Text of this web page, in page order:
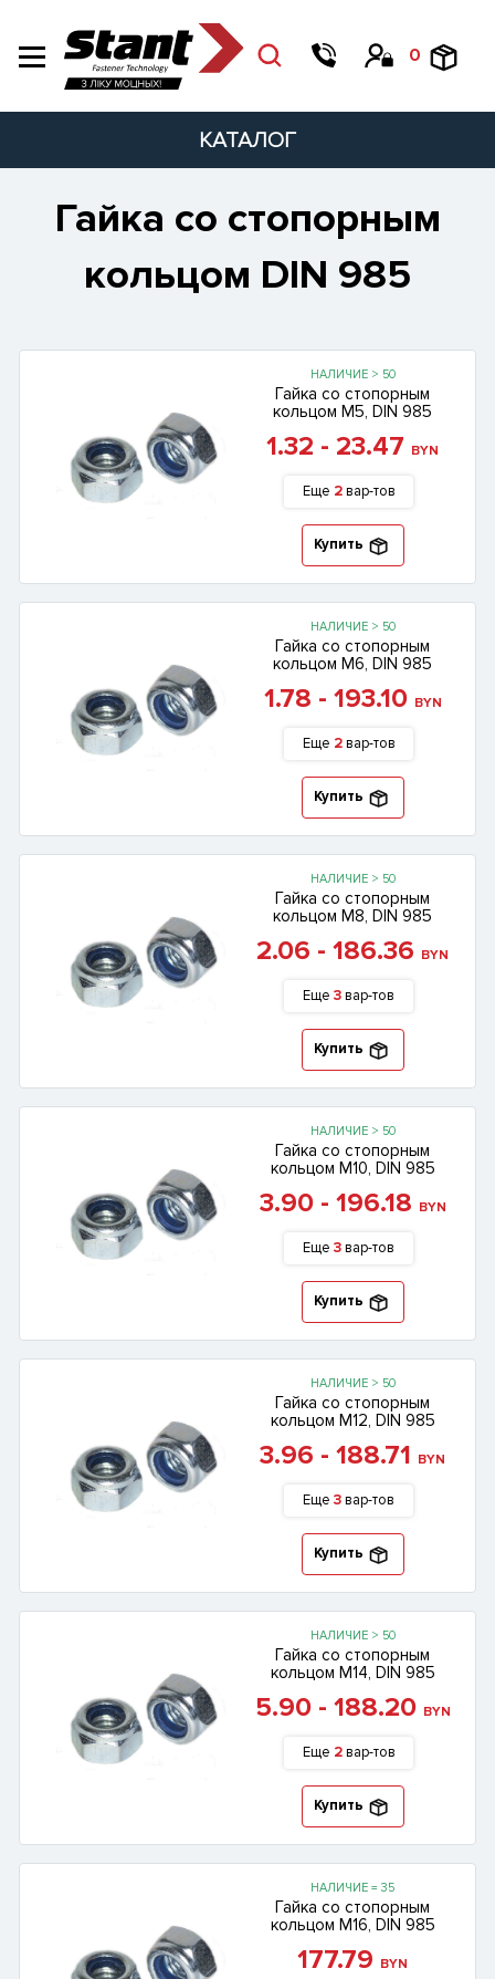
0
КАТАЛОГ
Гайка со стопорным
кольцом DIN 985
НАЛИЧИЕ > 50
Гайка со стопорным
кольцом М5, DIN 985
1.32 - 23.47 BYN
Еще 2 вар-тов
Купить
НАЛИЧИЕ > 50
Гайка со стопорным
кольцом М6, DIN 985
1.78 - 193.10 BYN
Еще 2 вар-тов
Купить
НАЛИЧИЕ > 50
Гайка со стопорным
кольцом М8, DIN 985
2.06 - 186.36 BYN
Еще 3вар-тов
Купить
НАЛИЧИЕ > 50
Гайка со стопорным
кольцом М10, DIN 985
3.90 - 196.18 BYN
Еще 3вар-тов
Купить
НАЛИЧИЕ > 50
Гайка со стопорным
кольцом М12, DIN 985
3.96 - 188.71 BYN
Еще 3вар-тов
Купить
НАЛИЧИЕ > 50
Гайка со стопорным
кольцом М14, DIN 985
5.90 - 188.20 BYN
Еще 2 вар-тов
Купить
НАЛИЧИЕ = 35
Гайка со стопорным
кольцом М16, DIN 985
177.79 BYN